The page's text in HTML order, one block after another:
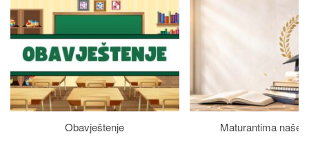
Obavještenje Maturantima naše